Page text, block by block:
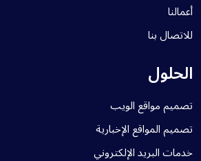
أعمالنا
للاتصال بنا
الحلول
تصميم مواقع الويب
تصميم المواقع الإخبارية
خدمات البريد الإلكتروني